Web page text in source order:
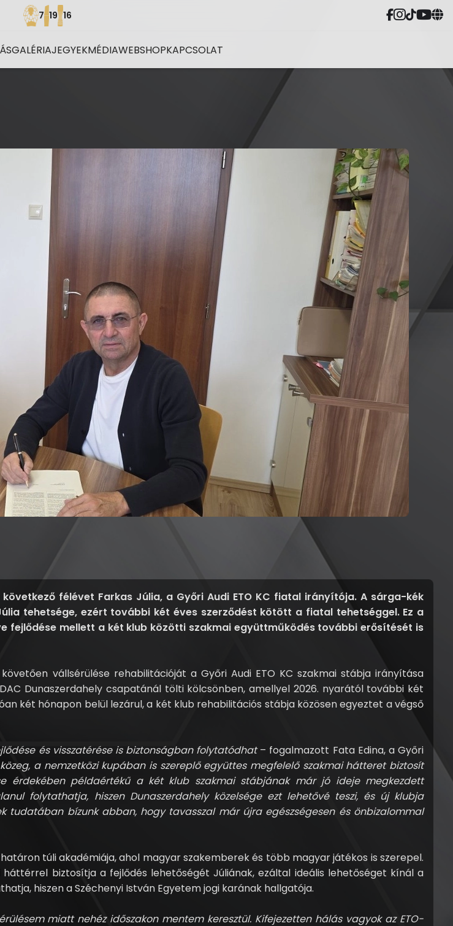
7 19 16
GALÉRIAJEGYEKMÉDIAWEBSHOPKAPCSOLAT
félévet Farkas Júlia, a Győri Audi ETO KC fiatal irányítója. A sárga-kék
tehetsége, ezért további két éves szerződést kötött a fiatal tehetséggel. Ez a
fejlődése mellett a két klub közötti szakmai együttműködés további erősítését is
vállsérülése rehabilitációját a Győri Audi ETO KC szakmai stábja irányítása
Dunaszerdahely csapatánál tölti kölcsönben, amellyel 2026. nyarától további két
két hónapon belül lezárul, a két klub rehabilitációs stábja közösen egyeztet a végső
és visszatérése is biztonságban folytatódhat– fogalmazott Fata Edina, a Győri
a nemzetközi kupában is szereplő együttes megfelelő szakmai hátteret biztosít
érdekében példaértékű a két klub szakmai stábjának már jó ideje megkezdett
folytathatja, hiszen Dunaszerdahely közelsége ezt lehetővé teszi, és új klubja
bízunk abban, hogy tavasszal már újra egészségesen és önbizalommal
túli akadémiája, ahol magyar szakemberek és több magyar játékos is szerepel.
biztosítja a fejlődés lehetőségét Júliának, ezáltal ideális lehetőséget kínál a
hiszen a Széchenyi István Egyetem jogi karának hallgatója.
miatt nehéz időszakon mentem keresztül. Kifejezetten hálás vagyok az ETO-